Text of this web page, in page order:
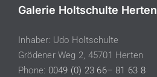
Galerie Holtschulte Herten
Inhaber: Udo Holtschulte
Grödener Weg 2, 45701 Herten
Phone: 0049 (0) 23 66– 81 63 8